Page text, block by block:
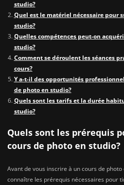
studio?
Quel est le matériel nécessaire pour
studio?
Quelles compétences peut-on
studio?
Comment se déroulent les séances
cours?
Y a-t-il des opportunités
de photo en studio?
Quels sont les tarifs et la durée
studio?
Quels sont les prérequis
cours de photo en studio?
Avant de vous inscrire à un cours de
connaître les prérequis nécessaires pour